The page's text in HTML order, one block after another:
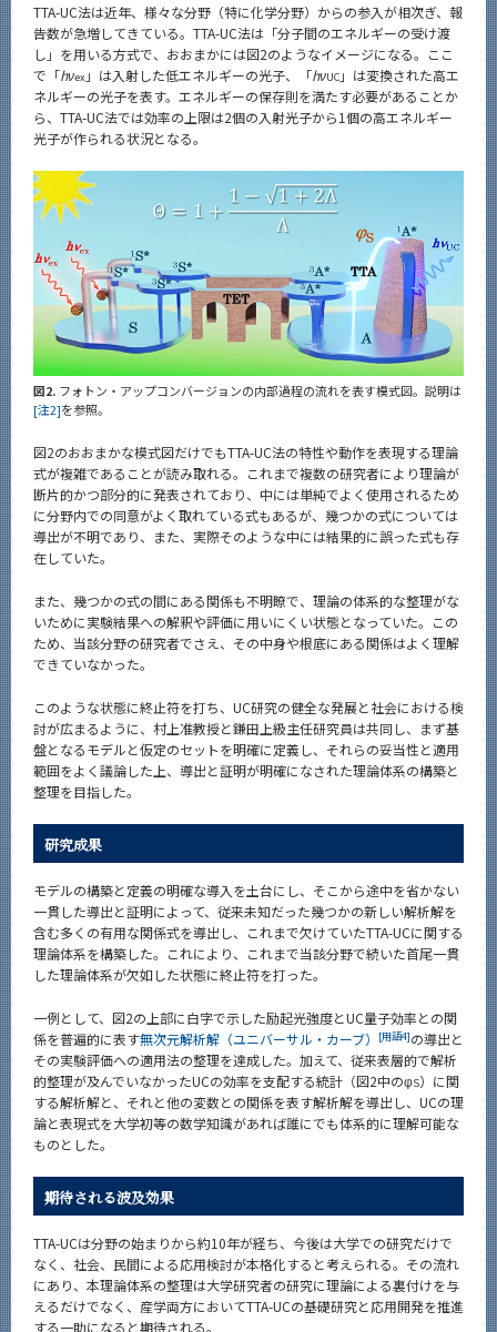
TTA-UC法は近年、様々な分野（特に化学分野）からの参入が相次ぎ、報
告数が急増してきている。TTA-UC法は「分子間のエネルギーの受け渡
し」を用いる方式で、おおまかには図2のようなイメージになる。ここ
で「hνex 」は入射した低エネルギーの光子、「hνUC 」は変換された高エ
ネルギーの光子を表す。エネルギーの保存則を満たす必要があることか
ら、TTA-UC法では効率の上限は2個の入射光子から1個の高エネルギー
光子が作られる状況となる。
図2. フォトン・アップコンバージョンの内部過程の流れを表す模式図。説明は
[注2]を参照。
図2のおおまかな模式図だけでもTTA-UC法の特性や動作を表現する理論
式が複雑であることが読み取れる。これまで複数の研究者により理論が
断片的かつ部分的に発表されており、中には単純でよく使用されるため
に分野内での同意がよく取れている式もあるが、幾つかの式については
導出が不明であり、また、実際そのような中には結果的に誤った式も存
在していた。
また、幾つかの式の間にある関係も不明瞭で、理論の体系的な整理がな
いために実験結果への解釈や評価に用いにくい状態となっていた。この
ため、当該分野の研究者でさえ、その中身や根底にある関係はよく理解
できていなかった。
このような状態に終止符を打ち、UC研究の健全な発展と社会における検
討が広まるように、村上准教授と鎌田上級主任研究員は共同し、まず基
盤となるモデルと仮定のセットを明確に定義し、それらの妥当性と適用
範囲をよく議論した上、導出と証明が明確になされた理論体系の構築と
整理を目指した。
研究成果
モデルの構築と定義の明確な導入を土台にし、そこから途中を省かない
一貫した導出と証明によって、従来未知だった幾つかの新しい解析解を
含む多くの有用な関係式を導出し、これまで欠けていたTTA-UCに関する
理論体系を構築した。これにより、これまで当該分野で続いた首尾一貫
した理論体系が欠如した状態に終止符を打った。
一例として、図2の上部に白字で示した励起光強度とUC量子効率との関
係を普遍的に表す無次元解析解（ユニバーサル・カーブ） [用語4]の導出と
その実験評価への適用法の整理を達成した。加えて、従来表層的で解析
的整理が及んでいなかったUCの効率を支配する統計（図2中のφS）に関
する解析解と、それと他の変数との関係を表す解析解を導出し、UCの理
論と表現式を大学初等の数学知識があれば誰にでも体系的に理解可能な
ものとした。
期待される波及効果
TTA-UCは分野の始まりから約10年が経ち、今後は大学での研究だけで
なく、社会、民間による応用検討が本格化すると考えられる。その流れ
にあり、本理論体系の整理は大学研究者の研究に理論による裏付けを与
えるだけでなく、産学両方においてTTA-UCの基礎研究と応用開発を推進
する一助になると期待される。